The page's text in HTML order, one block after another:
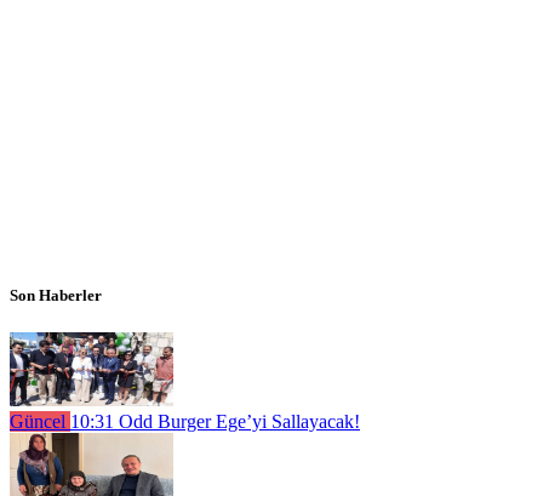
Son Haberler
Güncel 10:31 Odd Burger Ege’yi Sallayacak!